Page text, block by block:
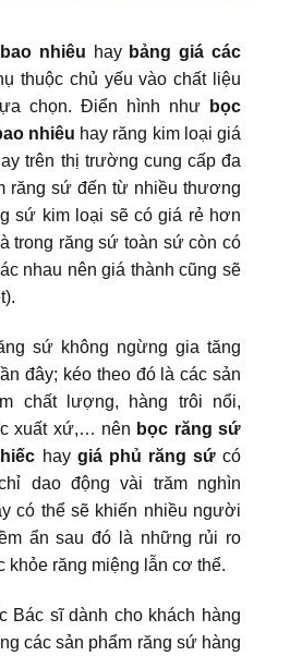
nhiêu hay bảng giá các
thuộc chủ yếu vào chất liệu
chọn. Điển hình như
bọc
nhiêu hay răng kim loại giá
trên thị trường cung cấp đa
răng sứ đến từ nhiều thương
sứ kim loại sẽ có giá rẻ hơn
trong răng sứ toàn sứ còn có
nhau nên giá thành cũng sẽ
sứ không ngừng gia tăng
đây; kéo theo đó là các sản
chất lượng, hàng trôi nổi,
xuất xứ,… nên bọc răng sứ
hay giá phủ răng sứcó
dao động vài trăm nghìn
có thể sẽ khiến nhiều người
ẩn sau đó là những rủi ro
răng miệng lẫn cơ thể.
Bác sĩ dành cho khách hàng
các sản phẩm răng sứ hàng